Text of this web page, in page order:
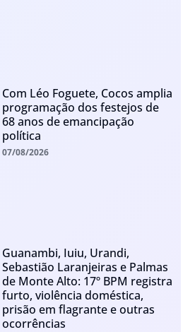
Com Léo Foguete, Cocos amplia
programação dos festejos de
68 anos de emancipação
política
07/08/2026
Guanambi, Iuiu, Urandi,
Sebastião Laranjeiras e Palmas
de Monte Alto: 17º BPM registra
furto, violência doméstica,
prisão em flagrante e outras
ocorrências